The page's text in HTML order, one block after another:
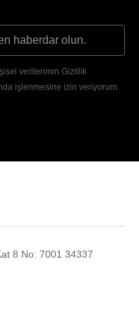
verilerimin Gizlilik
işlenmesine izin veriyorum.
8 No: 7001 34337